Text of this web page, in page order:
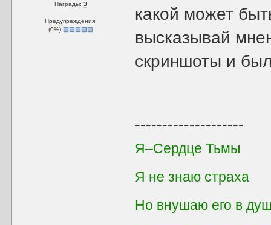
Награды:3
Предупреждения:
(0%)
какой может
высказывай
скриншоты и
--------------------
Я–Сердце Тьмы
Я не знаю страха
Но внушаю его в